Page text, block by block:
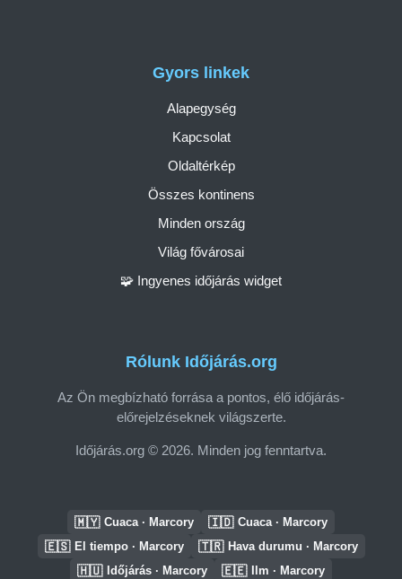
Rólunk Időjárás.org
Az Ön megbízható forrása a pontos, élő időjárás-
előrejelzéseknek világszerte.
Időjárás.org © 2026. Minden jog fenntartva.
Gyors linkek
Alapegység
Kapcsolat
Oldaltérkép
Összes kontinens
Minden ország
Világ fővárosai
🧩 Ingyenes időjárás widget
🇲🇾 Cuaca · Marcory 🇮🇩 Cuaca · Marcory
🇪🇸 El tiempo · Marcory 🇹🇷 Hava durumu · Marcory
🇭🇺 Időjárás · Marcory 🇪🇪 Ilm · Marcory